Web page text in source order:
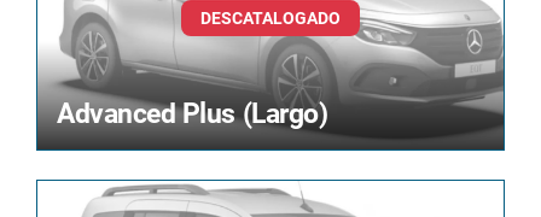
Advanced Plus (Largo)